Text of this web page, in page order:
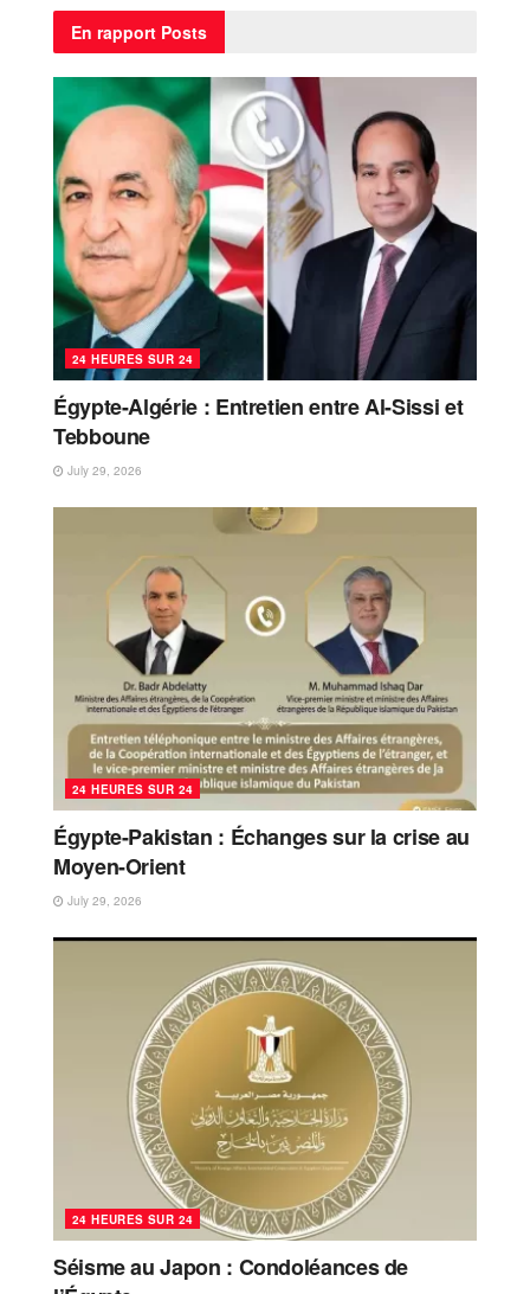
En rapport Posts
24 HEURES SUR 24
Égypte-Algérie : Entretien entre Al-Sissi et
Tebboune
July 29, 2026
24 HEURES SUR 24
Égypte-Pakistan : Échanges sur la crise au
Moyen-Orient
July 29, 2026
24 HEURES SUR 24
Séisme au Japon : Condoléances de